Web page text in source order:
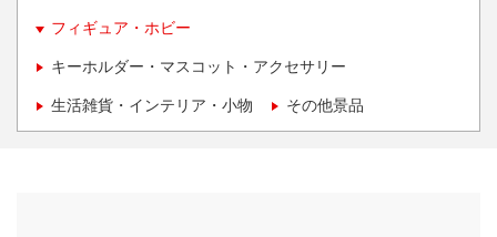
フィギュア・ホビー
キーホルダー・マスコット・アクセサリー
生活雑貨・インテリア・小物 その他景品